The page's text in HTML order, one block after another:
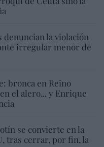
denuncian la violación
irregular menor de
bronca en Reino
el alero... y Enrique
se convierte en la
tras cerrar, por fin, la